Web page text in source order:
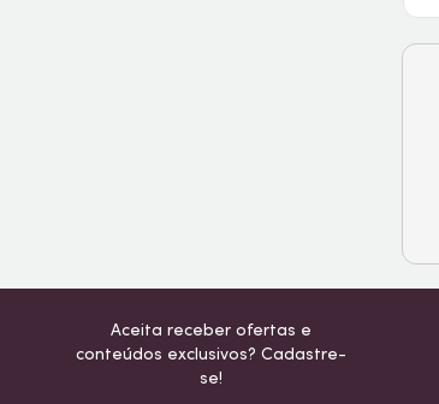
Aceita receber ofertas e
conteúdos exclusivos? Cadastre-
se!